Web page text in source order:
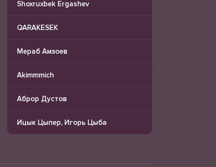
Shoxruxbek Ergashev
QARAKESEK
Мераб Амзоев
Akimmmich
Аброр Дустов
Ицык Цыпер, Игорь Цыба